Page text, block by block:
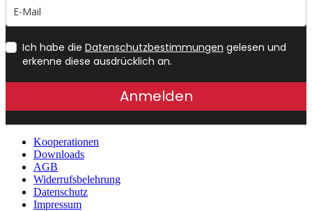
Ich habe die Datenschutzbestimmungen gelesen und
erkenne diese ausdrücklich an.
Anmelden
Kooperationen
Downloads
AGB
Widerrufsbelehrung
Datenschutz
Impressum